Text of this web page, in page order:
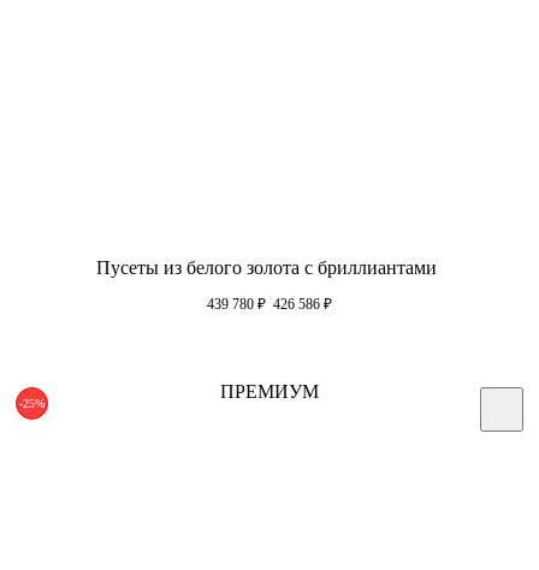
Пусеты из белого золота с бриллиантами
439 780 ₽ 426 586 ₽
-25%
ПРЕМИУМ